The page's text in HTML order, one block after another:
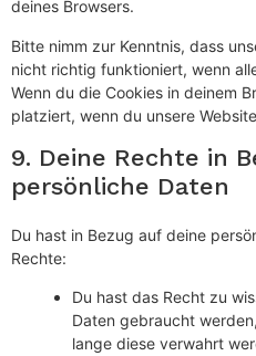
deines Browsers.
Bitte nimm zur Kenntnis, dass
nicht richtig funktioniert, wenn
Wenn du die Cookies in deinem
platziert, wenn du unsere
9. Deine Rechte in
persönliche Daten
Du hast in Bezug auf deine
Rechte:
Du hast das Recht zu
Daten gebraucht
lange diese verwahrt